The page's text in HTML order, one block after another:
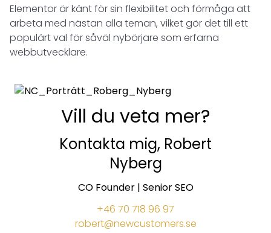
Elementor är känt för sin flexibilitet och förmåga att
arbeta med nästan alla teman, vilket gör det till ett
populärt val för såväl nybörjare som erfarna
webbutvecklare.
Vill du veta mer?
Kontakta mig, Robert
Nyberg
CO Founder | Senior SEO
+46 70 718 96 97
robert@newcustomers.se